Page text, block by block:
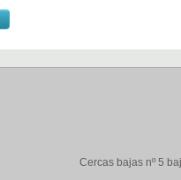
Cercas bajas nº 5